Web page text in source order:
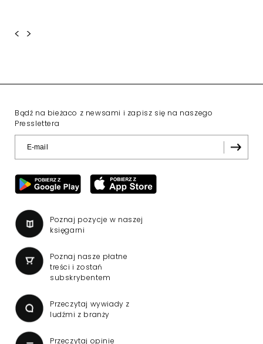
< >
Bądź na bieżaco z newsami i zapisz się na naszego
Presslettera
Poznaj pozycje w naszej
księgarni
Poznaj nasze płatne
treści i zostań
subskrybentem
Przeczytaj wywiady z
ludźmi z branży
Przeczytaj opinie